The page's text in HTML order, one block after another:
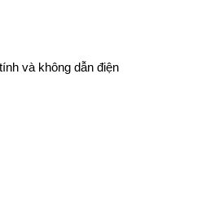
và không dẫn điện